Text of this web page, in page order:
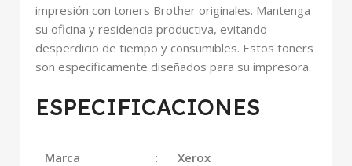
impresión con toners Brother originales. Mantenga
su oficina y residencia productiva, evitando
desperdicio de tiempo y consumibles. Estos toners
son específicamente diseñados para su impresora.
ESPECIFICACIONES
Marca : Xerox